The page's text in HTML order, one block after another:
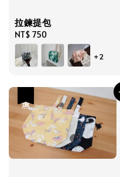
拉鍊提包
Regular
price
NT$ 750
+2